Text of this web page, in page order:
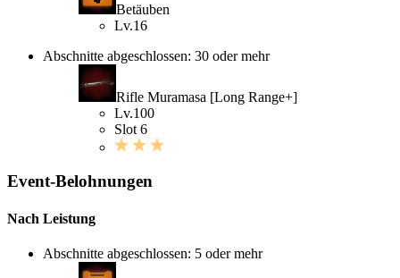
Betäuben
Lv.16
Abschnitte abgeschlossen: 30 oder mehr
Rifle Muramasa [Long Range+]
Lv.100
Slot 6
Event-Belohnungen
Nach Leistung
Abschnitte abgeschlossen: 5 oder mehr